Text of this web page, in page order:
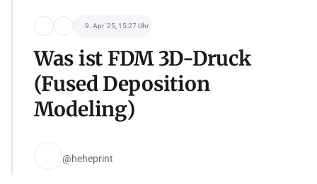
9. Apr '25, 15:27 Uhr
Was ist FDM 3D-Druck
(Fused Deposition
Modeling)
@heheprint